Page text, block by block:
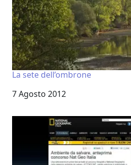
La sete dell’ombrone
Data
7 Agosto 2012